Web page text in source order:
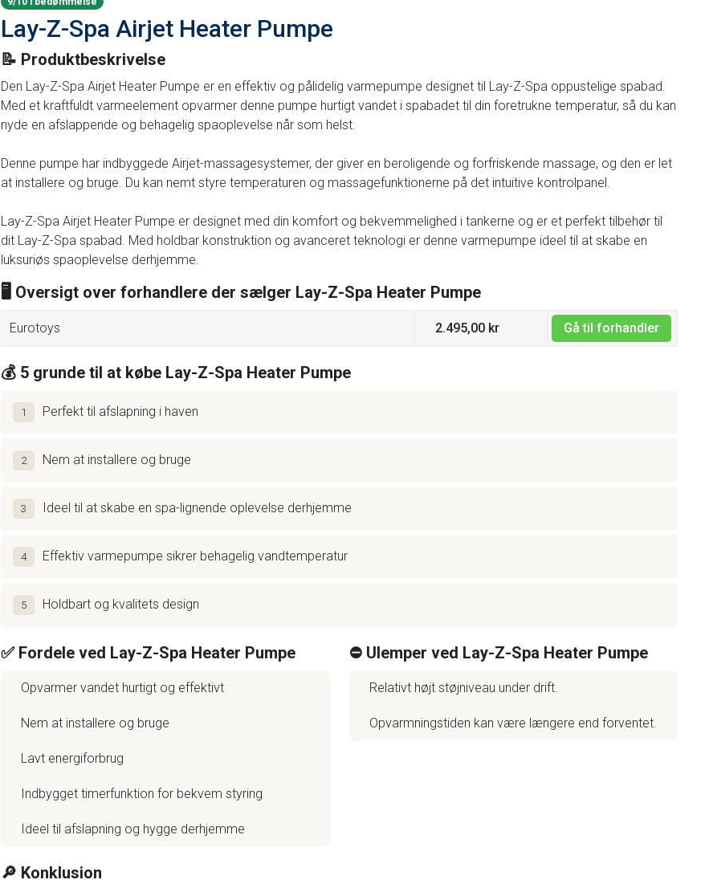
Lay-Z-Spa Airjet Heater Pumpe
📝 Produktbeskrivelse
Den Lay-Z-Spa Airjet Heater Pumpe er en effektiv og pålidelig varmepumpe designet til Lay-Z-Spa oppustelige spabad.
Med et kraftfuldt varmeelement opvarmer denne pumpe hurtigt vandet i spabadet til din foretrukne temperatur, så du kan
nyde en afslappende og behagelig spaoplevelse når som helst.
Denne pumpe har indbyggede Airjet-massagesystemer, der giver en beroligende og forfriskende massage, og den er let
at installere og bruge. Du kan nemt styre temperaturen og massagefunktionerne på det intuitive kontrolpanel.
Lay-Z-Spa Airjet Heater Pumpe er designet med din komfort og bekvemmelighed i tankerne og er et perfekt tilbehør til
dit Lay-Z-Spa spabad. Med holdbar konstruktion og avanceret teknologi er denne varmepumpe ideel til at skabe en
luksuriøs spaoplevelse derhjemme.
🖥 Oversigt over forhandlere der sælger Lay-Z-Spa Heater Pumpe
Eurotoys 2.495,00 kr Gå til forhandler
💰 5 grunde til at købe Lay-Z-Spa Heater Pumpe
1 Perfekt til afslapning i haven
2 Nem at installere og bruge
3 Ideel til at skabe en spa-lignende oplevelse derhjemme
4 Effektiv varmepumpe sikrer behagelig vandtemperatur
5 Holdbart og kvalitets design
✅ Fordele ved Lay-Z-Spa Heater Pumpe
Opvarmer vandet hurtigt og effektivt
Nem at installere og bruge
Lavt energiforbrug
Indbygget timerfunktion for bekvem styring
Ideel til afslapning og hygge derhjemme
⛔️ Ulemper ved Lay-Z-Spa Heater Pumpe
Relativt højt støjniveau under drift.
Opvarmningstiden kan være længere end forventet.
🔎 Konklusion